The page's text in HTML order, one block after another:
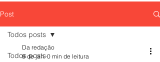
Post
Todos posts
Todos posts
Da redação
8 de jan. 0 min de leitura